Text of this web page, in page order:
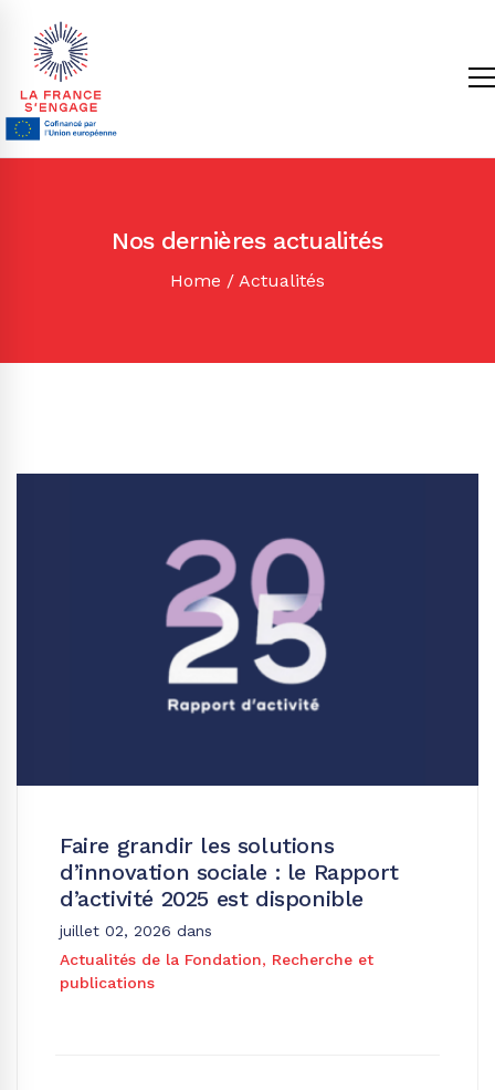
Nos dernières actualités
Home Actualités
Faire grandir les solutions
d’innovation sociale : le Rapport
d’activité 2025 est disponible
juillet 02, 2026 dans
Actualités de la Fondation, Recherche et
publications